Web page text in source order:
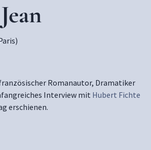
Romanautor, Dramatiker
Interview mit Hubert Fichte
erschienen.